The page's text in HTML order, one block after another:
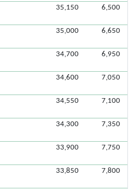
35,150 6,500
35,000 6,650
34,700 6,950
34,600 7,050
34,550 7,100
34,300 7,350
33,900 7,750
33,850 7,800